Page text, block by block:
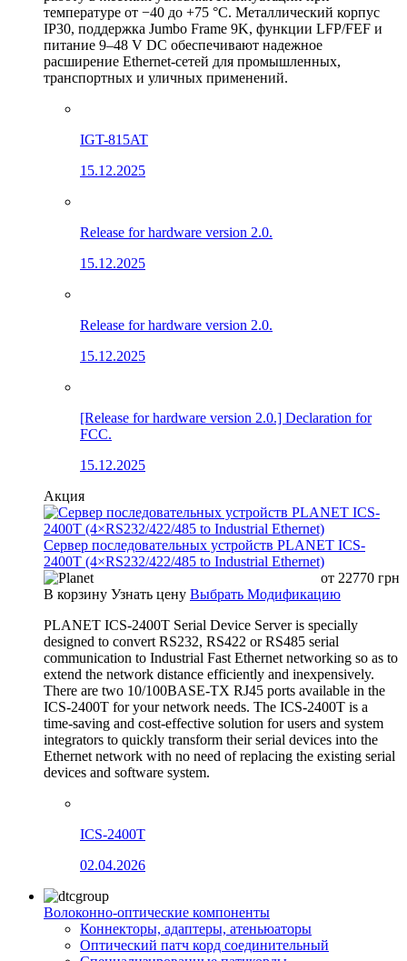
температуре от −40 до +75 °C. Металлический корпус
IP30, поддержка Jumbo Frame 9K, функции LFP/FEF и
питание 9–48 V DC обеспечивают надежное
расширение Ethernet-сетей для промышленных,
транспортных и уличных применений.
IGT-815AT
15.12.2025
Release for hardware version 2.0.
15.12.2025
Release for hardware version 2.0.
15.12.2025
[Release for hardware version 2.0.] Declaration for
FCC.
15.12.2025
Акция
Сервер последовательных устройств PLANET ICS-
2400T (4×RS232/422/485 to Industrial Ethernet)
от 22770 грн
В корзину Узнать цену Выбрать Модификацию
PLANET ICS-2400T Serial Device Server is specially
designed to convert RS232, RS422 or RS485 serial
communication to Industrial Fast Ethernet networking so as to
extend the network distance efficiently and inexpensively.
There are two 10/100BASE-TX RJ45 ports available in the
ICS-2400T for your network needs. The ICS-2400T is a
time-saving and cost-effective solution for users and system
integrators to quickly transform their serial devices into the
Ethernet network with no need of replacing the existing serial
devices and software system.
ICS-2400T
02.04.2026
Волоконно-оптические компоненты
Коннекторы, адаптеры, атеньюаторы
Оптический патч корд соединительный